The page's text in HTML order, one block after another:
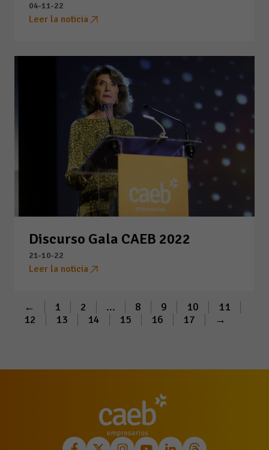
04-11-22
Leer la noticia
Discurso Gala CAEB 2022
21-10-22
Leer la noticia
← 1 2 ... 8 9 10
11
12
13 14 15 16 17 →